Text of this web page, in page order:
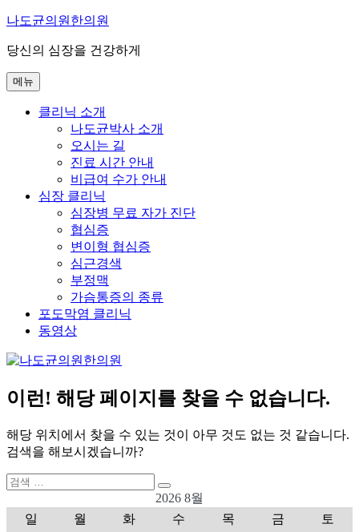
콘
츠
로
바
나도균의원한의원
당신의 심장을 건강하게
메뉴
클리닉 소개
나도균박사 소개
오시는 길
진료 시간 안내
비급여 수가 안내
심장 클리닉
심장병 무료 자가 진단
협심증
변이형 협심증
심근경색
부정맥
가슴통증의 종류
포도막염 클리닉
동영상
이런! 해당 페이지를 찾을 수 없습니다.
해당 위치에서 찾을 수 있는 것이 아무 것도 없는 것 같습니다.
검색을 해보시겠습니까?
검
검
색
2026 8월
일
월 화 수 목 금
토